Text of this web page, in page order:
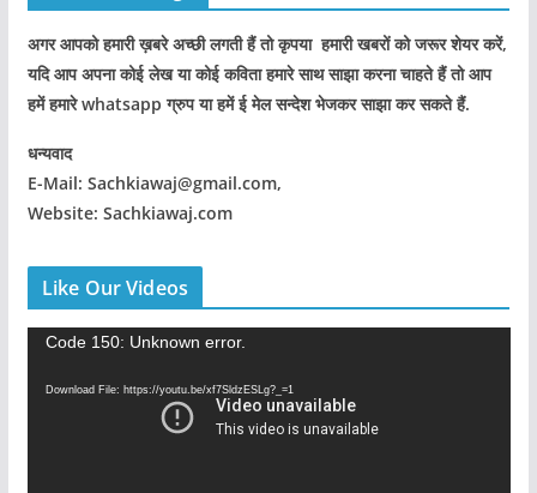
अगर आपको हमारी ख़बरे अच्छी लगती हैं तो कृपया हमारी खबरों को जरूर शेयर करें,
यदि आप अपना कोई लेख या कोई कविता हमारे साथ साझा करना चाहते हैं तो आप
हमें हमारे whatsapp ग्रुप या हमें ई मेल सन्देश भेजकर साझा कर सकते हैं.
धन्यवाद
E-Mail: Sachkiawaj@gmail.com,
Website: Sachkiawaj.com
Like Our Videos
Code 150: Unknown error.
Download File: https://youtu.be/xf7SldzESLg?_=1